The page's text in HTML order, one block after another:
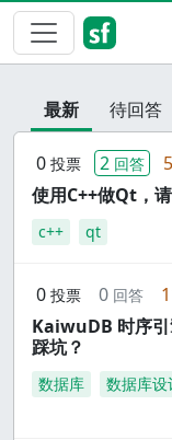
最新 待回答
0 投票 2 回答
使用C++做Qt，
c++ qt
0 投票 0 回答
KaiwuDB 时序
踩坑？
数据库 数据库设